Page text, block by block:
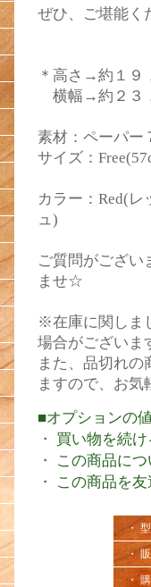
ぜひ、ご堪能く
＊高さ→約１９
横幅→約２３
素材：ペーパ
サイズ：
カラー：Red(
ュ)
ご質問がござい
ませ☆
※在庫に関しま
場合がございま
また、品切れ
ますので、お気
■オプションの
・ 買い物を続け
・
この商品に
・
この商品を
・
・
・